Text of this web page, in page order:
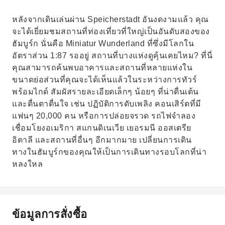
หลังจากเดินเล่นผ่าน Speicherstadt อันงดงามแล้ว คุณ
จะได้เยี่ยมชมสถานที่ท่องเที่ยวที่ใหญ่เป็นอันดับสองของ
ฮัมบูร์ก นั่นคือ Miniatur Wunderland ที่ซึ่งมีโลกใน
อัตราส่วน 1:87 รออยู่ สถานที่บางแห่งดูคุ้นเคยไหม? ที่นี่
คุณสามารถค้นพบอาคารและสถานที่หลายแห่งใน
ขนาดย่อส่วนที่คุณจะได้เห็นแล้วในระหว่างการทัวร์
พร้อมไกด์ สัมผัสรายละเอียดเล็กๆ น้อยๆ ที่น่าตื่นเต้น
และตื่นตาตื่นใจ เช่น ปฏิบัติการดับเพลิง คอนเสิร์ตที่มี
แฟนๆ 20,000 คน หรือการปล่อยจรวด รถไฟจำลอง
เชื่อมโยงอเมริกา สแกนดิเนเวีย เยอรมนี ออสเตรีย
อิตาลี และสถานที่อื่นๆ อีกมากมาย เปลี่ยนการเดิน
ทางในฮัมบูร์กของคุณให้เป็นการเดินทางรอบโลกที่น่า
หลงใหล
ข้อมูลการสั่งซื้อ